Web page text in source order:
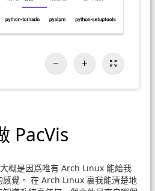
PacVis
概是因爲唯有 Arch Linux 能給我
感覺。 在 Arch Linux 裏我能清楚地